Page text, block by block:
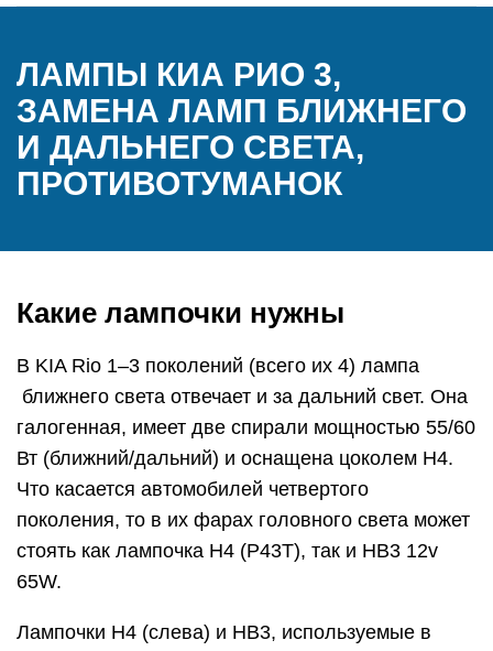
ЛАМПЫ КИА РИО 3,
ЗАМЕНА ЛАМП БЛИЖНЕГО
И ДАЛЬНЕГО СВЕТА,
ПРОТИВОТУМАНОК
Какие лампочки нужны
В KIA Rio 1–3 поколений (всего их 4) лампа
ближнего света отвечает и за дальний свет. Она
галогенная, имеет две спирали мощностью 55/60
Вт (ближний/дальний) и оснащена цоколем H4.
Что касается автомобилей четвертого
поколения, то в их фарах головного света может
стоять как лампочка H4 (P43T), так и HB3 12v
65W.
Лампочки H4 (слева) и HB3, используемые в